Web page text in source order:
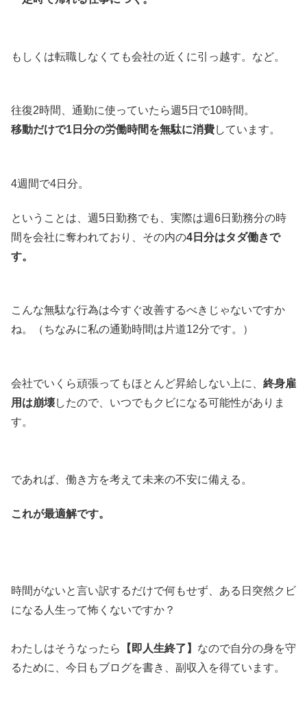
もしくは転職しなくても会社の近くに引っ越す。など。
往復2時間、通勤に使っていたら週5日で10時間。
移動だけで1日分の労働時間を無駄に消費しています。
4週間で4日分。
ということは、週5日勤務でも、実際は週6日勤務分の時
間を会社に奪われており、その内の4日分はタダ働きで
す。
こんな無駄な行為は今すぐ改善するべきじゃないですか
ね。（ちなみに私の通勤時間は片道12分です。）
会社でいくら頑張ってもほとんど昇給しない上に、 終身雇
用は崩壊したので、いつでもクビになる可能性がありま
す。
であれば、働き方を考えて未来の不安に備える。
これが最適解です。
時間がないと言い訳するだけで何もせず、ある日突然クビ
になる人生って怖くないですか？
わたしはそうなったら 【即人生終了】 なので自分の身を守
るために、今日もブログを書き、副収入を得ています。